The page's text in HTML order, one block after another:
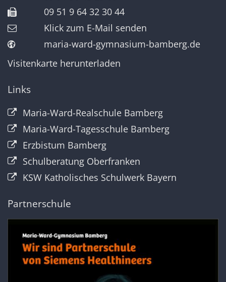
09 51 9 64 32 30 44
Klick zum E-Mail senden
maria-ward-gymnasium-bamberg.de
Visitenkarte herunterladen
Links
Maria-Ward-Realschule Bamberg
Maria-Ward-Tagesschule Bamberg
Erzbistum Bamberg
Schulberatung Oberfranken
KSW Katholisches Schulwerk Bayern
Partnerschule